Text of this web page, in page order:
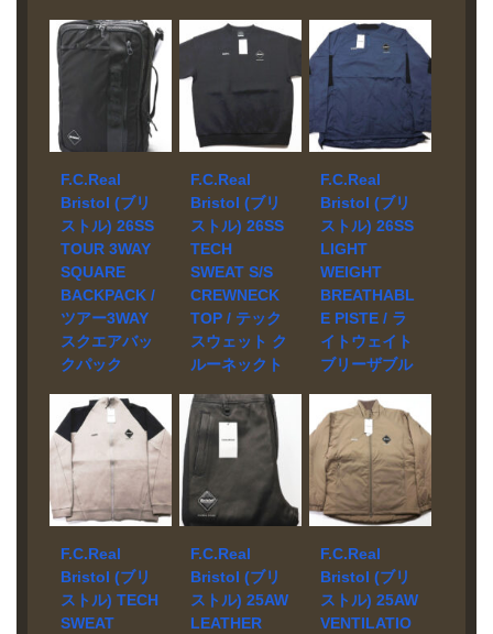
F.C.Real
Bristol (ブリ
ストル) 26SS
TOUR 3WAY
SQUARE
BACKPACK /
ツアー3WAY
スクエアバッ
クパック
260105 買取
実績
宅配買取にて
お売り頂きま
した。 ブラン
ド F.C.Real
Bristol モデル
26SS TOUR
3WAY
SQUARE
F.C.Real
Bristol (ブリ
ストル) 26SS
TECH
SWEAT S/S
CREWNECK
TOP / テック
スウェット ク
ルーネックト
260019 買取
実績
店頭買取にて
お売り頂きま
した。 ブラン
ド F.C.Real
Bristol モデル
26SS TECH
SWEAT S/S
CREWNECK
F.C.Real
Bristol (ブリ
ストル) 26SS
LIGHT
WEIGHT
BREATHABL
E PISTE / ラ
イトウェイト
ブリーザブル
260044 買取
実績
宅配買取にて
お売り頂きま
した。 ブラン
ド F.C.Real
Bristol モデル
LIGHT
WEIGHT
BREATHABLE
F.C.Real
Bristol (ブリ
ストル) TECH
SWEAT
F.C.Real
Bristol (ブリ
ストル) 25AW
LEATHER
F.C.Real
Bristol (ブリ
ストル) 25AW
VENTILATIO